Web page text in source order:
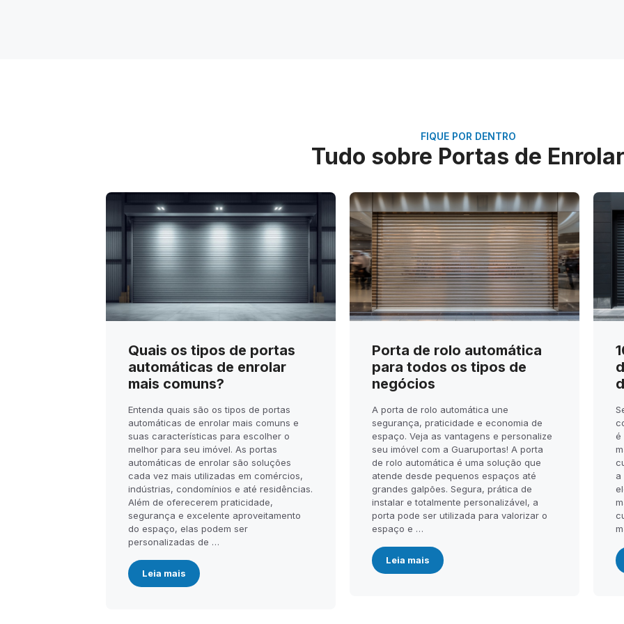
FIQUE POR DENTRO
Tudo sobre Portas de Enrolar
Quais os tipos de portas
automáticas de enrolar
mais comuns?
Entenda quais são os tipos de portas
automáticas de enrolar mais comuns e
suas características para escolher o
melhor para seu imóvel. As portas
automáticas de enrolar são soluções
cada vez mais utilizadas em comércios,
indústrias, condomínios e até residências.
Além de oferecerem praticidade,
segurança e excelente aproveitamento
do espaço, elas podem ser
personalizadas de …
Leia mais
Porta de rolo automática
para todos os tipos de
negócios
A porta de rolo automática une
segurança, praticidade e economia de
espaço. Veja as vantagens e personalize
seu imóvel com a Guaruportas! A porta
de rolo automática é uma solução que
atende desde pequenos espaços até
grandes galpões. Segura, prática de
instalar e totalmente personalizável, a
porta pode ser utilizada para valorizar o
espaço e …
Leia mais
é
a